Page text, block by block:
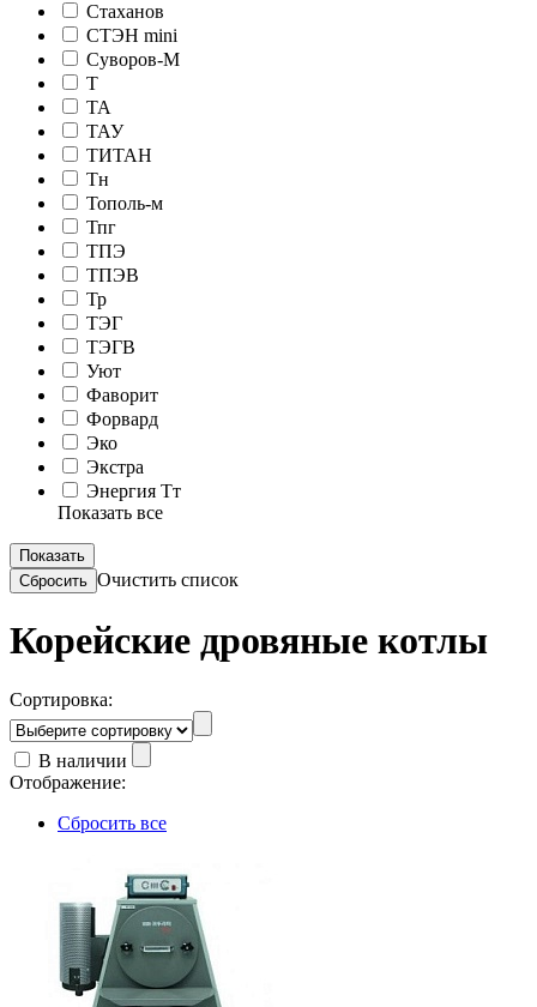
Стаханов
СТЭН mini
Суворов-М
Т
ТА
ТАУ
ТИТАН
Тн
Тополь-м
Тпг
ТПЭ
ТПЭВ
Тр
ТЭГ
ТЭГВ
Уют
Фаворит
Форвард
Эко
Экстра
Энергия Тт
Показать все
Очистить список
Корейские дровяные котлы
Сортировка:
В наличии
Отображение:
Сбросить все